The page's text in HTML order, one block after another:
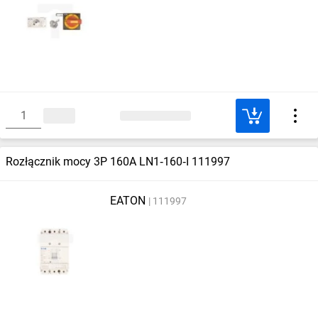
Rozłącznik mocy 3P 160A LN1‑160‑I 111997
EATON 111997